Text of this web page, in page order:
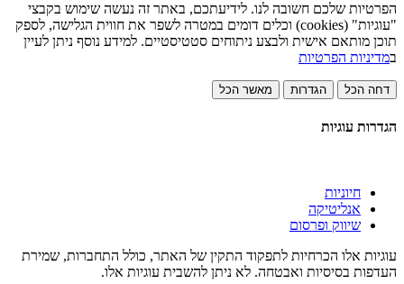
הפרטיות שלכם חשובה לנו. לידיעתכם, באתר זה נעשה שימוש בקבצי
"עוגיות" (cookies) וכלים דומים במטרה לשפר את חווית הגלישה, לספק
תוכן מותאם אישית ולבצע ניתוחים סטטיסטיים. למידע נוסף ניתן לעיין
במדיניות הפרטיות
דחה הכל הגדרות מאשר הכל
הגדרות עוגיות
חיוניות
אנליטיקה
שיווק ופרסום
עוגיות אלו הכרחיות לתפקוד התקין של האתר, כולל התחברות, שמירת
העדפות בסיסיות ואבטחה. לא ניתן להשבית עוגיות אלו.